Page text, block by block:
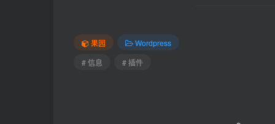
果园
Wordpress
# 信息
# 插件